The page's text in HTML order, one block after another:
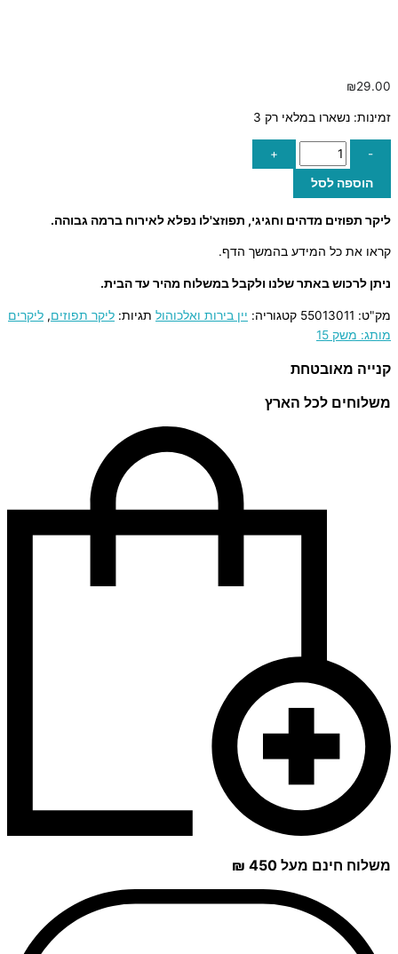
₪29.00
זמינות: נשארו במלאי רק 3
-
+
הוספה לסל
ליקר תפוזים מדהים וחגיגי, תפוזצ'לו נפלא לאירוח ברמה גבוהה.
קראו את כל המידע בהמשך הדף.
ניתן לרכוש באתר שלנו ולקבל במשלוח מהיר עד הבית.
מק"ט: 55013011 קטגוריה: יין בירות ואלכוהול תגיות: ליקר תפוזים, ליקרים
מותג: משק 15
קנייה מאובטחת
משלוחים לכל הארץ
משלוח חינם מעל 450 ₪